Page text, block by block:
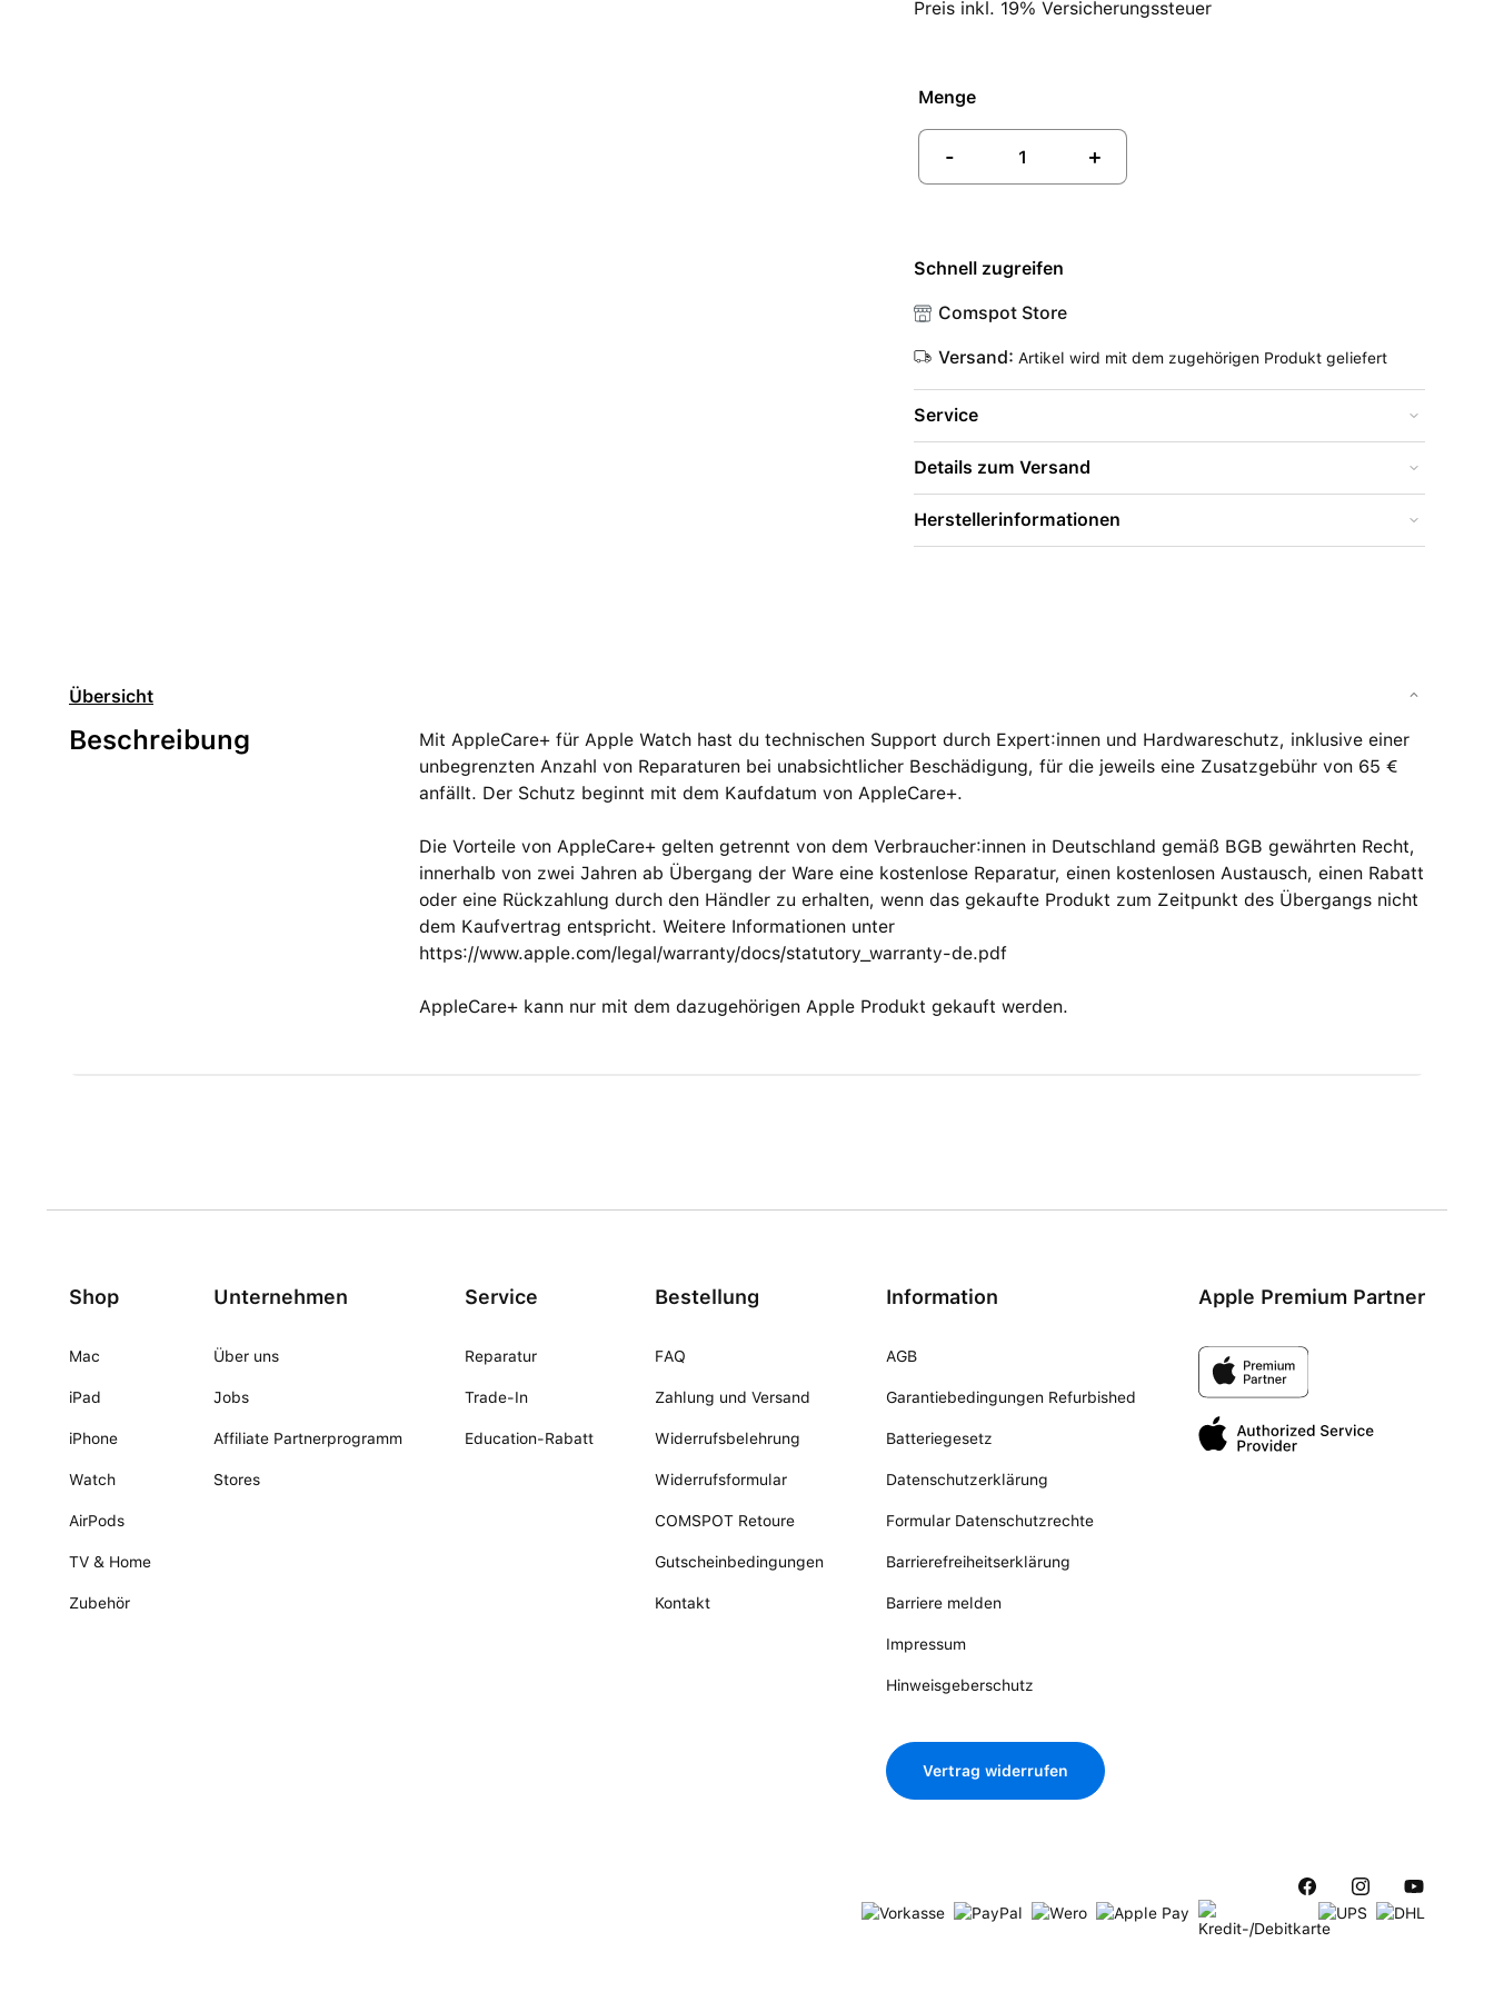
Preis inkl. 19% Versicherungssteuer
Menge
- +
Schnell zugreifen
Comspot Store
Versand: Artikel wird mit dem zugehörigen Produkt geliefert
Service
Details zum Versand
Herstellerinformationen
Übersicht
Beschreibung
Mit AppleCare+ für Apple Watch hast du technischen Support durch Expert:innen und Hardware­schutz, inklusive einer
unbegrenzten Anzahl von Reparaturen bei unabsicht­licher Beschädigung, für die jeweils eine Zusatzgebühr von 65 €
anfällt. Der Schutz beginnt mit dem Kaufdatum von AppleCare+.
Die Vorteile von AppleCare+ gelten getrennt von dem Verbraucher:innen in Deutschland gemäß BGB gewährten Recht,
innerhalb von zwei Jahren ab Übergang der Ware eine kostenlose Reparatur, einen kostenlosen Austausch, einen Rabatt
oder eine Rückzahlung durch den Händler zu erhalten, wenn das gekaufte Produkt zum Zeitpunkt des Übergangs nicht
dem Kaufvertrag entspricht. Weitere Informationen unter
https://www.apple.com/legal/warranty/docs/statutory_warranty-de.pdf
AppleCare+ kann nur mit dem dazugehörigen Apple Produkt gekauft werden.
Shop
Mac
iPad
iPhone
Watch
AirPods
TV & Home
Zubehör
Unternehmen
Über uns
Jobs
Affiliate Partnerprogramm
Stores
Service
Reparatur
Trade-In
Education-Rabatt
Bestellung
FAQ
Zahlung und Versand
Widerrufsbelehrung
Widerrufsformular
COMSPOT Retoure
Gutscheinbedingungen
Kontakt
Information
AGB
Garantiebedingungen Refurbished
Batteriegesetz
Datenschutzerklärung
Formular Datenschutzrechte
Barrierefreiheitserklärung
Barriere melden
Impressum
Hinweisgeberschutz
Vertrag widerrufen
Apple Premium Partner